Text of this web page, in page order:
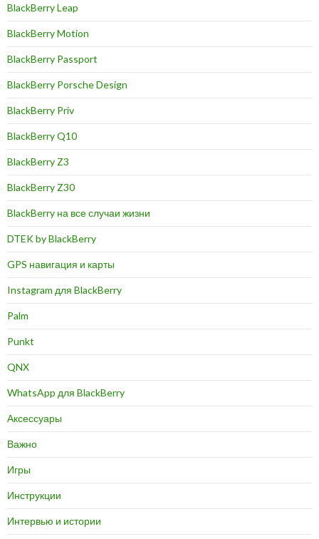
BlackBerry Leap
BlackBerry Motion
BlackBerry Passport
BlackBerry Porsche Design
BlackBerry Priv
BlackBerry Q10
BlackBerry Z3
BlackBerry Z30
BlackBerry на все случаи жизни
DTEK by BlackBerry
GPS навигация и карты
Instagram для BlackBerry
Palm
Punkt
QNX
WhatsApp для BlackBerry
Аксессуары
Важно
Игры
Инструкции
Интервью и истории